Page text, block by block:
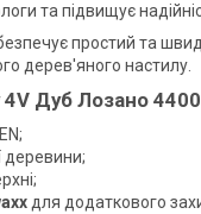
та підвищує
простий та
дерев'яного настилу.
4V Дуб Лозано
деревини;
для додаткового